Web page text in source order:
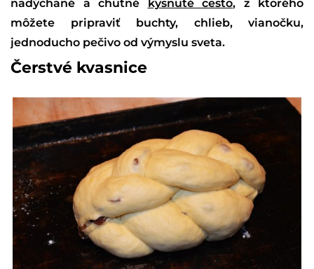
nadýchané a chutné
kysnuté cesto, z ktorého
môžete pripraviť buchty, chlieb, vianočku,
jednoducho pečivo od výmyslu sveta.
Čerstvé kvasnice